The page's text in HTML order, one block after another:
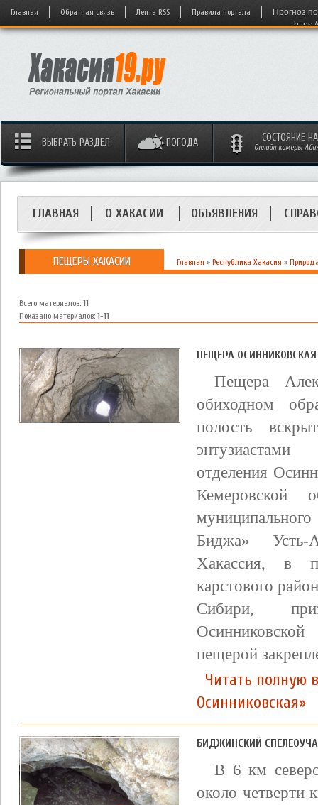
Главная Обратная связь Лента RSS Правила портала
Прогноз
ВЫБРАТЬ РАЗДЕЛ ПОГОДА СОСТОЯНИЕ
Онлайн камеры
ГЛАВНАЯ О ХАКАСИИ ОБЪЯВЛЕНИЯ
ПЕЩЕРЫ ХАКАСИИ Главная » Республика Хакасия »
Всего материалов: 11
Показано материалов: 1-11
ПЕЩЕРА ОСИННИКОВСКАЯ
Пещера
обиходном
полость
отделения
Кемеровской
Биджа» Усть-
Хакассия, в
карстового
Сибири,
пещерой
Читать полную
Осинниковская»
БИДЖИНСКИЙ
В 6 км
около четверти